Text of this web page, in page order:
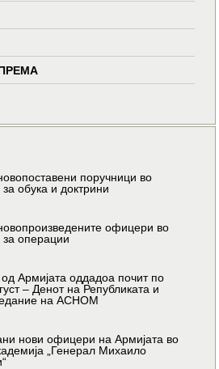
поручници во
обука и доктрини
офицери во
операции
Армијата оддадоа почит по
– Денот на Републиката и
на АСНОМ
нови офицери на Армијата во
„Генерал Михаило